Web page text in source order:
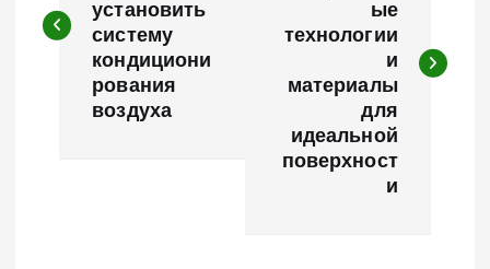
в
установить
систему
кондициони
рования
воздуха
ые
технологии
и
материалы
для
идеальной
поверхност
и